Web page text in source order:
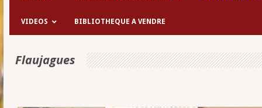
VIDEOS BIBLIOTHEQUE A VENDRE
Flaujagues